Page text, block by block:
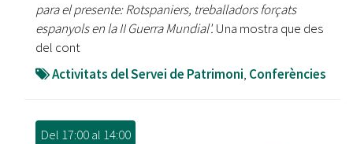
para el presente: Rotspaniers, treballadors forçats
espanyols en la II Guerra Mundial'.Una mostra que des
del cont
Activitats del Servei de Patrimoni, Conferències
Del 17:00al 14:00